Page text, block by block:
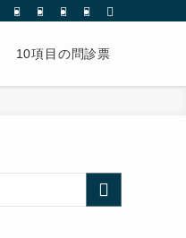
10項目の問診票